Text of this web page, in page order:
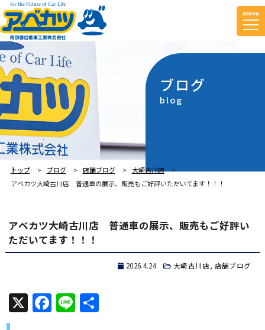
Menu
ブログ
blog
トップ ブログ 店舗ブログ
大崎古川店
アベカツ大崎古川店 普通車の展示、販売もご好評いただいてます！！！
アベカツ大崎古川店 普通車の展示、販売もご好評い
ただいてます！！！
2026.4.24 大崎古川店, 店舗ブログ
X Facebook
Line共